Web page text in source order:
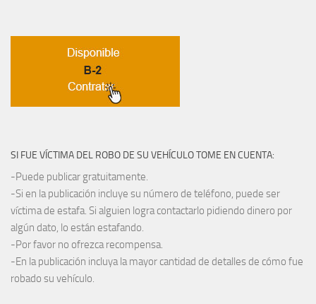
SI FUE VÍCTIMA DEL ROBO DE SU VEHÍCULO TOME EN CUENTA:
-Puede publicar gratuitamente.
-Si en la publicación incluye su número de teléfono, puede ser
víctima de estafa. Si alguien logra contactarlo pidiendo dinero por
algún dato, lo están estafando.
-Por favor no ofrezca recompensa.
-En la publicación incluya la mayor cantidad de detalles de cómo fue
robado su vehículo.